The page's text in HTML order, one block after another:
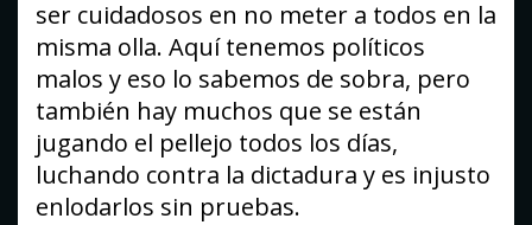
ser cuidadosos en no meter a todos en la
misma olla. Aquí tenemos políticos
malos y eso lo sabemos de sobra, pero
también hay muchos que se están
jugando el pellejo todos los días,
luchando contra la dictadura y es injusto
enlodarlos sin pruebas.